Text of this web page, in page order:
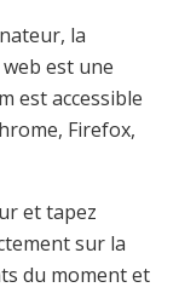
la
est une
est accessible
Firefox,
et tapez
sur la
du moment et